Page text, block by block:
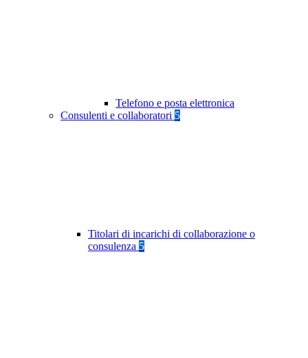
Telefono e posta elettronica
Consulenti e collaboratori 5
Titolari di incarichi di collaborazione o
consulenza 5